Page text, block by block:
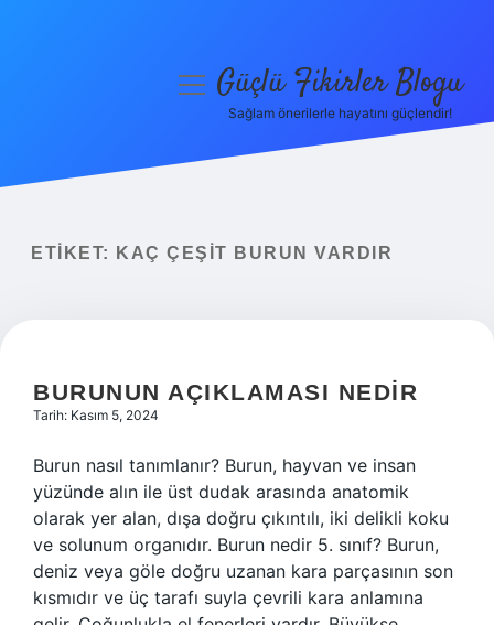
Yasal Uyarı
menüyüGüçlü Fikirler Blogu
Sağlam önerilerle hayatını güçlendir!
ETIKET: KAÇ ÇEŞIT BURUN VARDIR
BURUNUN AÇIKLAMASI NEDIR
Tarih: Kasım 5, 2024
Burun nasıl tanımlanır? Burun, hayvan ve insan
yüzünde alın ile üst dudak arasında anatomik
olarak yer alan, dışa doğru çıkıntılı, iki delikli koku
ve solunum organıdır. Burun nedir 5. sınıf? Burun,
deniz veya göle doğru uzanan kara parçasının son
kısmıdır ve üç tarafı suyla çevrili kara anlamına